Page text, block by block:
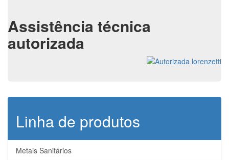
Assistência técnica
autorizada
Linha de produtos
Metais Sanitários